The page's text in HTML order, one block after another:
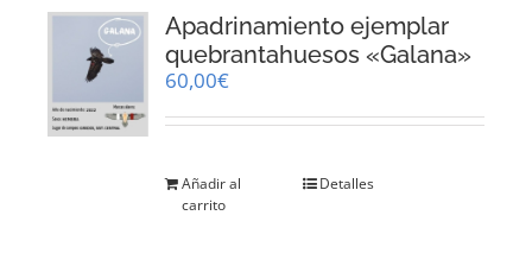
Apadrinamiento ejemplar
quebrantahuesos «Galana»
60,00€
Añadir al
carrito
Detalles